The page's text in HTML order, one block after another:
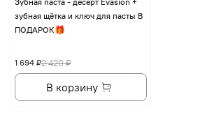
зубная щётка и ключ для пасты В
ПОДАРОК🎁
2 420 ₽
1 694 ₽
В корзину